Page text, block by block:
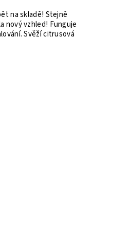
na skladě! Stejně
vzhled! Funguje
Svěží citrusová